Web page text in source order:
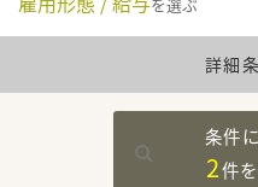
を選ぶ
詳細
条件
2件を